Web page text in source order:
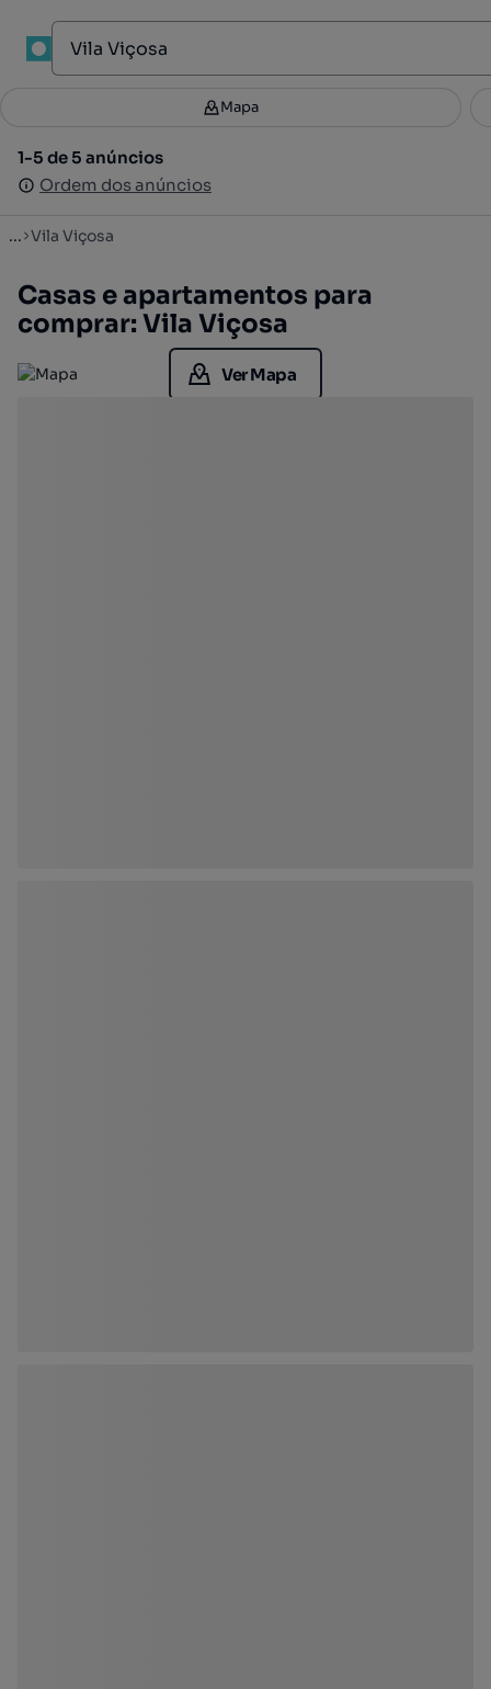
Filtros 1
1-5 de 5 anúncios
Ordem dos anúncios
Mapa
1-5 de 5 anúncios
Ordem dos anúncios
... Vila Viçosa
Casas e apartamentos para
comprar: Vila Viçosa
Ver Mapa